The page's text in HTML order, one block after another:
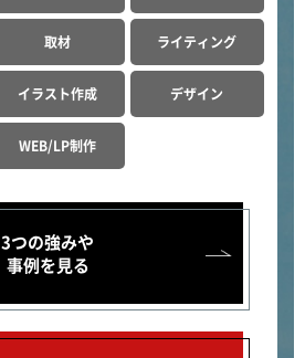
取材 ライティング
イラスト作成 デザイン
WEB/LP制作
3つの強みや
事例を見る